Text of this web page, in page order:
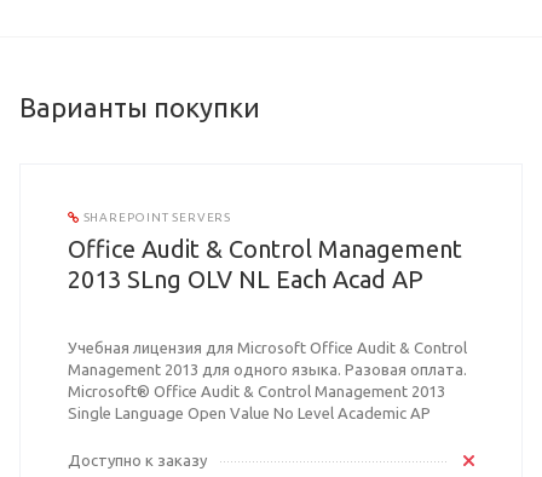
Варианты покупки
SHAREPOINT SERVERS
Office Audit & Control Management
2013 SLng OLV NL Each Acad AP
Учебная лицензия для Microsoft Office Audit & Control
Management 2013 для одного языка. Разовая оплата.
Microsoft® Office Audit & Control Management 2013
Single Language Open Value No Level Academic AP
Доступно к заказу